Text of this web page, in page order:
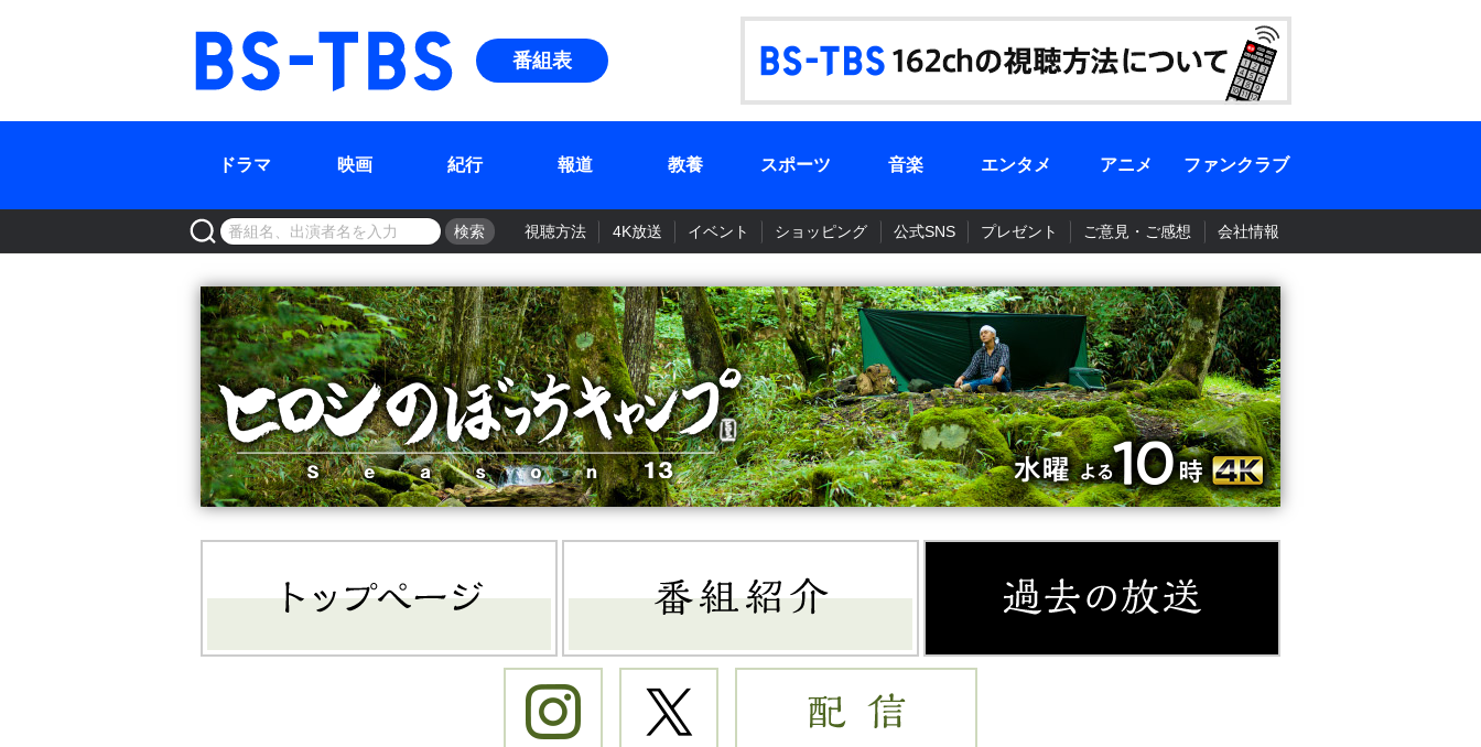
BS-TBS
番組表
ドラマ 映画 紀行 報道 教養 スポーツ 音楽 エンタメ アニメ ファンクラブ
検索 視聴方法 4K放送 イベント ショッピング 公式SNS プレゼント ご意見・ご感想 会社情報
Instagram Twitter